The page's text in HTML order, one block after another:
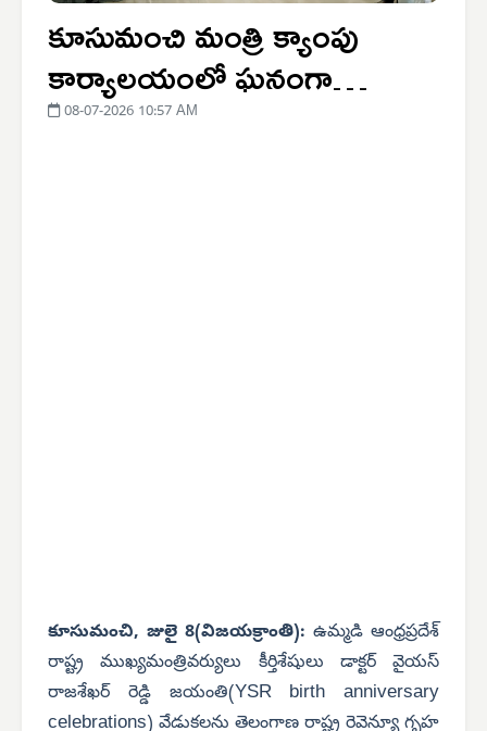
కూసుమంచి మంత్రి క్యాంపు
కార్యాలయంలో ఘనంగా
వైఎస్ఆర్ జయంతి వేడుకలు
08-07-2026 10:57 AM
కూసుమంచి, జులై 8(విజయక్రాంతి): ఉమ్మడి ఆంధ్రప్రదేశ్
రాష్ట్ర ముఖ్యమంత్రివర్యులు కీర్తిశేషులు డాక్టర్ వైయస్
రాజశేఖర్ రెడ్డి జయంతి(YSR birth anniversary
celebrations) వేడుకలను తెలంగాణ రాష్ట్ర రెవెన్యూ గృహ